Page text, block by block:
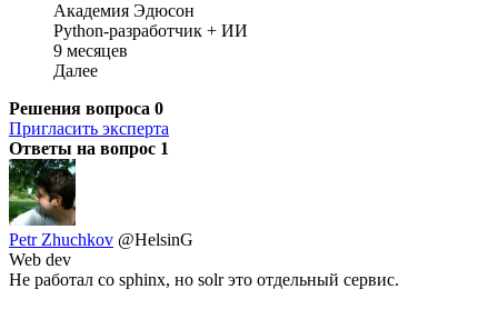
Академия Эдюсон
Python-разработчик + ИИ
9 месяцев
Далее
Решения вопроса 0
Пригласить эксперта
Ответы на вопрос 1
Petr Zhuchkov @HelsinG
Web dev
Не работал со sphinx, но solr это отдельный сервис.